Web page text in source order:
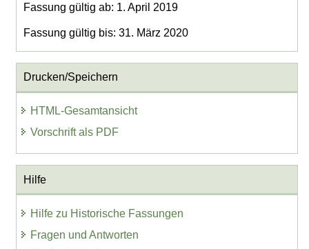
Fassung gültig ab: 1. April 2019
Fassung gültig bis: 31. März 2020
Drucken/Speichern
HTML-Gesamtansicht
Vorschrift als PDF
Hilfe
Hilfe zu Historische Fassungen
Fragen und Antworten